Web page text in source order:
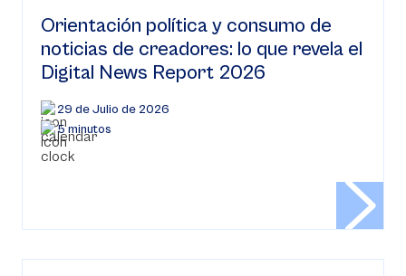
Orientación política y consumo de
noticias de creadores: lo que revela el
Digital News Report 2026
29 de Julio de 2026
5 minutos